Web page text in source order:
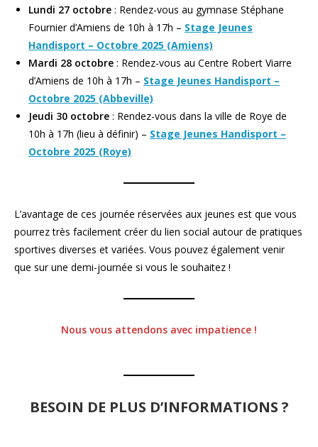
Lundi 27 octobre : Rendez-vous au gymnase Stéphane
Fournier d’Amiens de 10h à 17h – Stage Jeunes
Handisport – Octobre 2025 (Amiens)
Mardi 28 octobre : Rendez-vous au Centre Robert Viarre
d’Amiens de 10h à 17h – Stage Jeunes Handisport –
Octobre 2025 (Abbeville)
Jeudi 30 octobre : Rendez-vous dans la ville de Roye de
10h à 17h (lieu à définir) – Stage Jeunes Handisport –
Octobre 2025 (Roye)
L’avantage de ces journée réservées aux jeunes est que vous
pourrez très facilement créer du lien social autour de pratiques
sportives diverses et variées. Vous pouvez également venir
que sur une demi-journée si vous le souhaitez !
Nous vous attendons avec impatience !
BESOIN DE PLUS D’INFORMATIONS ?